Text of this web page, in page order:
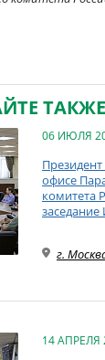
ТАКЖЕ
06 ИЮЛЯ
офисе
комитета
г.
14 АПРЕЛЯ